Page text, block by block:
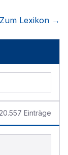
Zum Lexikon →
20.557 Einträge